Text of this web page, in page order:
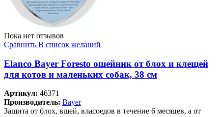
Пока нет отзывов
Сравнить В список желаний
Elanco Bayer Foresto ошейник от блох и клещей
для котов и маленьких собак, 38 см
Артикул: 46371
Производитель: Bayer
Защита от блох, вшей, власоедов в течение 6 месяцев, а от